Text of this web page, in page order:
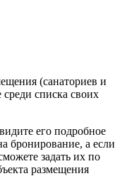
(санаториев и
списка своих
его подробное
бронирование, а если
задать их по
размещения